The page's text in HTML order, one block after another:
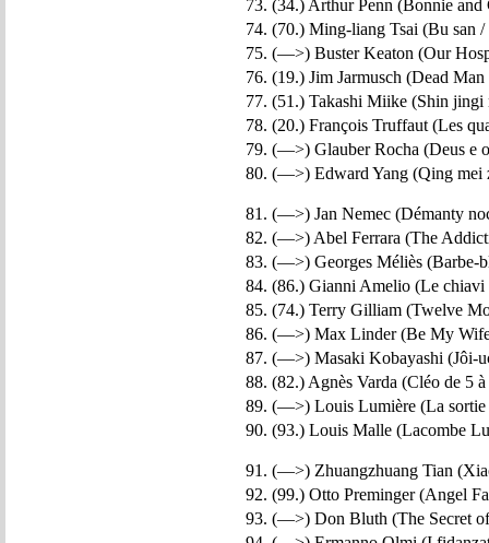
73. (34.) Arthur Penn (Bonnie
74. (70.) Ming-liang Tsai (Bu san
75. (—>) Buster Keaton (Our
76. (19.) Jim Jarmusch (Dead
77. (51.) Takashi Miike (Shin jingi
78. (20.) François Truffaut (Les
79. (—>) Glauber Rocha (Deus e
80. (—>) Edward Yang (Qing mei
81. (—>) Jan Nemec (Démanty
82. (—>) Abel Ferrara (The
83. (—>) Georges Méliès (Barbe-
84. (86.) Gianni Amelio (Le chiavi
85. (74.) Terry Gilliam (Twelve
86. (—>) Max Linder (Be My
87. (—>) Masaki Kobayashi (Jôi-
88. (82.) Agnès Varda (Cléo de 5
89. (—>) Louis Lumière (La sortie
90. (93.) Louis Malle (Lacombe
91. (—>) Zhuangzhuang Tian
92. (99.) Otto Preminger (Angel
93. (—>) Don Bluth (The Secret